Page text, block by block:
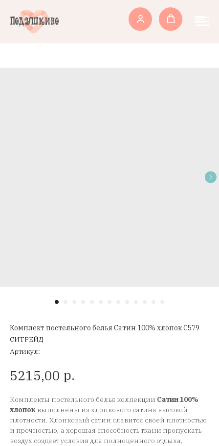
Комплект постельного белья Сатин 100% хлопок C579
СИТРЕЙД
Артикул:
5215,00 р.
Комплекты постельного белья коллекции Сатин 100%
хлопок выполнены из хлопкового сатина высокой
плотности. Хлопковый сатин славится своей плотностью
и прочностью, а хорошая способность ткани пропускать
воздух создает условия для полноценного отдыха,